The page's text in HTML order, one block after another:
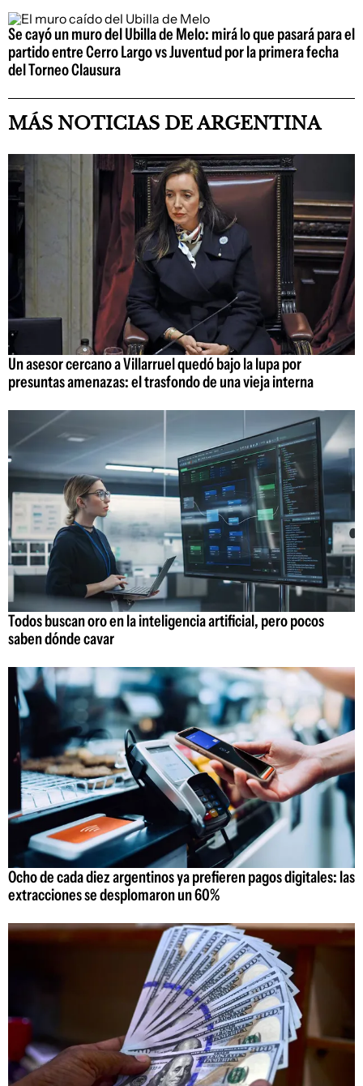
Se cayó un muro del Ubilla de Melo: mirá lo que pasará para el
partido entre Cerro Largo vs Juventud por la primera fecha
del Torneo Clausura
MÁS NOTICIAS DE ARGENTINA
Un asesor cercano a Villarruel quedó bajo la lupa por
presuntas amenazas: el trasfondo de una vieja interna
Todos buscan oro en la inteligencia artificial, pero pocos
saben dónde cavar
Ocho de cada diez argentinos ya prefieren pagos digitales: las
extracciones se desplomaron un 60%